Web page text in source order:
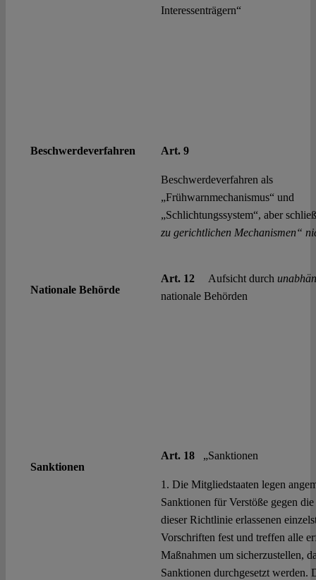
Interessenträgern“
Beschwerdeverfahren Art. 9
Beschwerdeverfahren als
„Frühwarnmechanismus“ und
„Schlichtungssystem“, aber
zu gerichtlichen Mechanismen“
Nationale Behörde
Art. 12Aufsicht durch
nationale Behörden
Sanktionen
Art. 18„Sanktionen
1. Die Mitgliedstaaten legen
Sanktionen für Verstöße gegen
dieser Richtlinie erlassenen
Vorschriften fest und treffen alle
Maßnahmen um sicherzustellen,
Sanktionen durchgesetzt werden.